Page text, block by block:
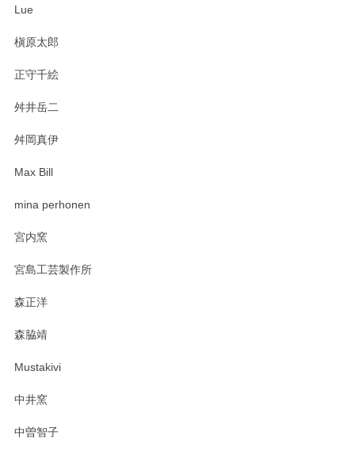
Lue
槇原太郎
正守千絵
舛井岳二
舛岡真伊
Max Bill
mina perhonen
宮内窯
宮島工芸製作所
森正洋
森脇靖
Mustakivi
中井窯
中曽智子